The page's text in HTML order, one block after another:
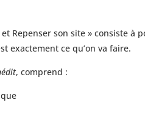
Repenser son site » consiste à
exactement ce qu’on va faire.
, comprend :